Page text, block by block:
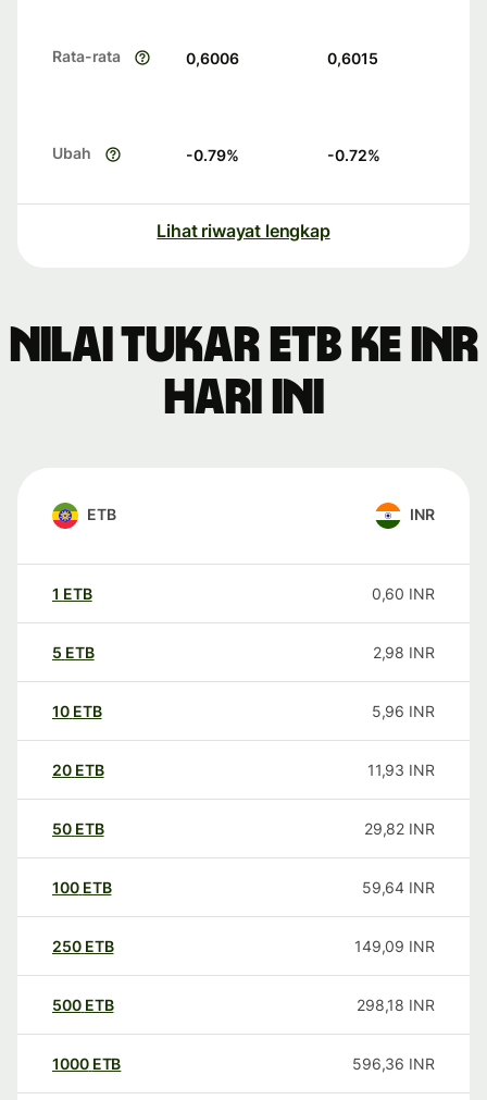
Rata-rata 0,6006 0,6015
Ubah -0.79% -0.72%
Lihat riwayat lengkap
Nilai tukar ETB ke INR
hari ini
ETB INR
1 ETB 0,60 INR
5 ETB 2,98 INR
10 ETB 5,96 INR
20 ETB 11,93 INR
50 ETB 29,82 INR
100 ETB 59,64 INR
250 ETB 149,09 INR
500 ETB 298,18 INR
1000 ETB 596,36 INR